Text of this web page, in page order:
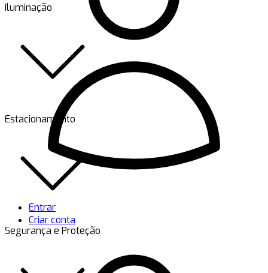
Iluminação
Estacionamento
Segurança e Proteção
Entrar
Criar conta